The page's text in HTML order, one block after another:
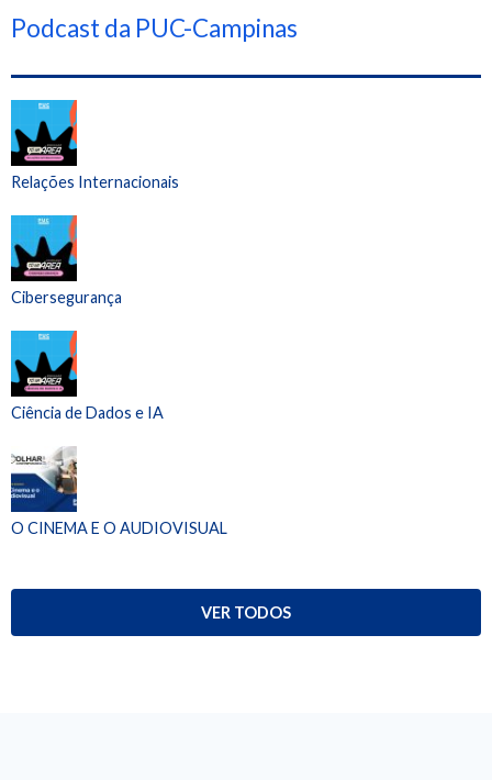
Podcast da PUC-Campinas
Relações Internacionais
Cibersegurança
Ciência de Dados e IA
O CINEMA E O AUDIOVISUAL
VER TODOS